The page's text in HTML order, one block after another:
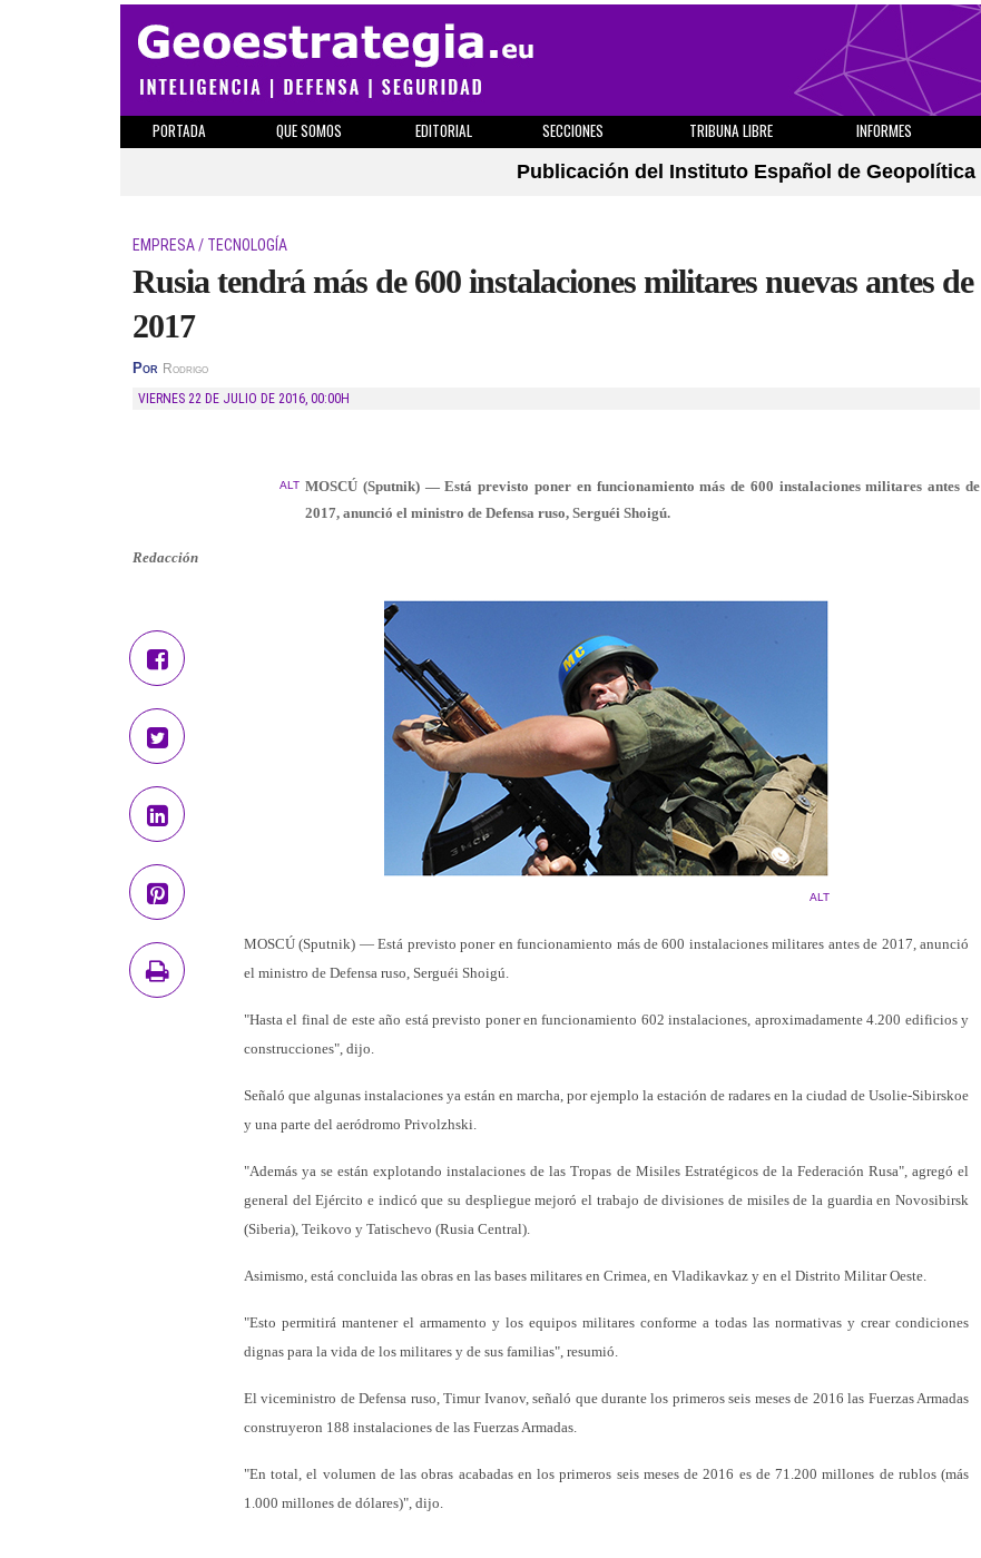
PORTADA QUE SOMOS EDITORIAL SECCIONES TRIBUNA LIBRE INFORMES
Publicación del Instituto Español de Geopolítica
EMPRESA / TECNOLOGÍA
Rusia tendrá más de 600 instalaciones militares nuevas antes de
2017
Por Rodrigo
VIERNES 22 DE JULIO DE 2016, 00:00H
ALT MOSCÚ (Sputnik) — Está previsto poner en funcionamiento más de 600 instalaciones militares antes de
2017, anunció el ministro de Defensa ruso, Serguéi Shoigú.
Redacción
ALT
MOSCÚ (Sputnik) — Está previsto poner en funcionamiento más de 600 instalaciones militares antes de 2017, anunció
el ministro de Defensa ruso, Serguéi Shoigú.
"Hasta el final de este año está previsto poner en funcionamiento 602 instalaciones, aproximadamente 4.200 edificios y
construcciones", dijo.
Señaló que algunas instalaciones ya están en marcha, por ejemplo la estación de radares en la ciudad de Usolie-Sibirskoe
y una parte del aeródromo Privolzhski.
"Además ya se están explotando instalaciones de las Tropas de Misiles Estratégicos de la Federación Rusa", agregó el
general del Ejército e indicó que su despliegue mejoró el trabajo de divisiones de misiles de la guardia en Novosibirsk
(Siberia), Teikovo y Tatischevo (Rusia Central).
Asimismo, está concluida las obras en las bases militares en Crimea, en Vladikavkaz y en el Distrito Militar Oeste.
"Esto permitirá mantener el armamento y los equipos militares conforme a todas las normativas y crear condiciones
dignas para la vida de los militares y de sus familias", resumió.
El viceministro de Defensa ruso, Timur Ivanov, señaló que durante los primeros seis meses de 2016 las Fuerzas Armadas
construyeron 188 instalaciones de las Fuerzas Armadas.
"En total, el volumen de las obras acabadas en los primeros seis meses de 2016 es de 71.200 millones de rublos (más
1.000 millones de dólares)", dijo.